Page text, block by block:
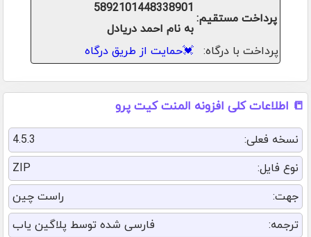
پرداخت مستقیم:
5892101448338901
به نام احمد دریادل
پرداخت با درگاه:
💓حمایت از طریق درگاه
📒 اطلاعات کلی افزونه المنت کیت پرو
نسخه فعلی:
4.5.3
نوع فایل:
ZIP
جهت:
راست چین
ترجمه:
فارسی شده توسط پلاگین یاب